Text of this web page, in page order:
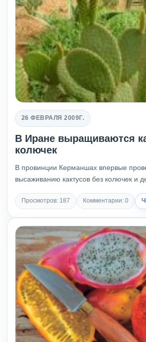
26 ФЕВРАЛЯ 2009Г.
В Иране выращиваются
колючек
В провинции Керманшах впервые
высаживанию кактусов без колючек и
Просмотров: 187 Комментарии: 0